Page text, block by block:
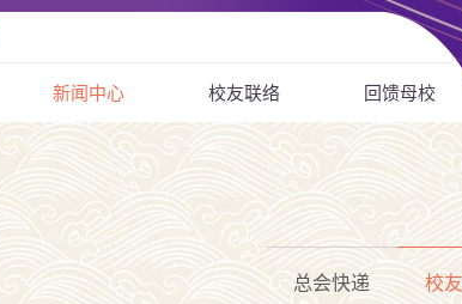
新闻中心 校友联络 回馈母校
总会快递 校